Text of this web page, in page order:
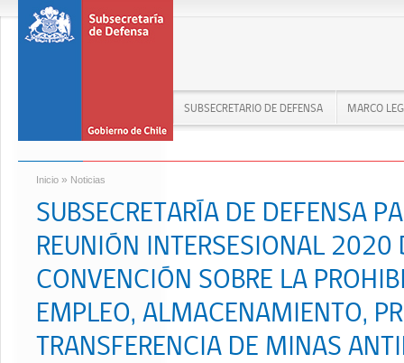
SUBSECRETARIO DE DEFENSA MARCO
Inicio » Noticias
SUBSECRETARÍA DE DEFENSA
REUNIÓN INTERSESIONAL 2020
CONVENCIÓN SOBRE LA
EMPLEO, ALMACENAMIENTO,
TRANSFERENCIA DE MINAS